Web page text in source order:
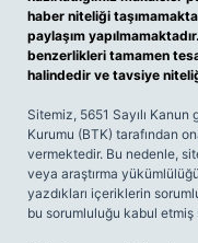
haber niteliği
paylaşım
benzerlikleri tamamen
halindedir ve tavsiye
Sitemiz, 5651 Sayılı
Kurumu (BTK) tarafından
vermektedir. Bu nedenle,
veya araştırma
yazdıkları içeriklerin
bu sorumluluğu kabul etmiş